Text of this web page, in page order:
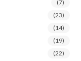
(7)
(23)
(14)
(19)
(22)